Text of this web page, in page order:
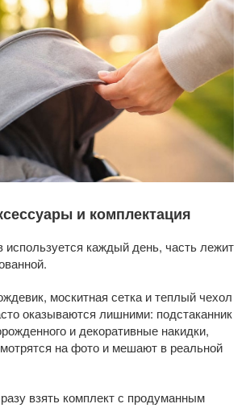
и комплектация
используется каждый день, часть лежит
москитная сетка и теплый чехол
оказываются лишними: подстаканник
и декоративные накидки,
на фото и мешают в реальной
взять комплект с продуманным